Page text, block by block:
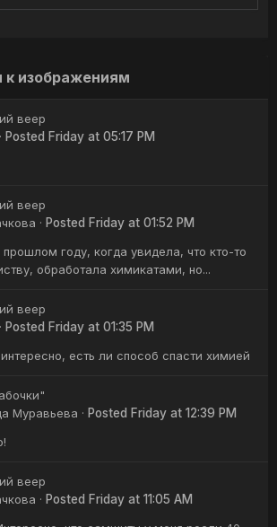
изображениям
веер
· Posted Friday at 05:17 PM
веер
· Posted Friday at 01:52 PM
году, когда увидела, что кто-то
обработала химикатами, но...
веер
· Posted Friday at 01:35 PM
есть ли способ спасти химией
Муравьева · Posted Friday at 12:39 PM
веер
· Posted Friday at 11:05 AM